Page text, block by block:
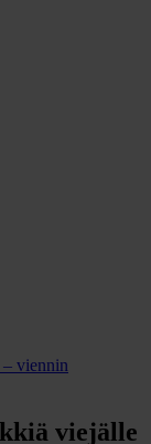
viennin
viejälle